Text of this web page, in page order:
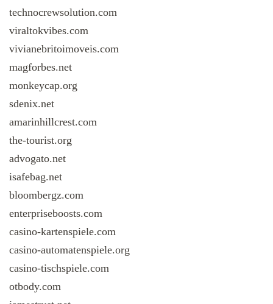
technocrewsolution.com
viraltokvibes.com
vivianebritoimoveis.com
magforbes.net
monkeycap.org
sdenix.net
amarinhillcrest.com
the-tourist.org
advogato.net
isafebag.net
bloombergz.com
enterpriseboosts.com
casino-kartenspiele.com
casino-automatenspiele.org
casino-tischspiele.com
otbody.com